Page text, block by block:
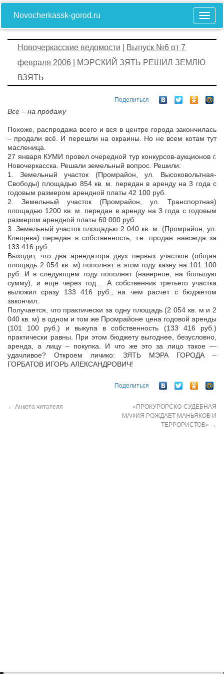
Novocherkassk-gorod.ru
Новочеркасские ведомости
Выпуск №6 от 7
февраля 2006 | МЭРСКИЙ ЗЯТЬ РЕШИЛ ЗЕМЛЮ
ВЗЯТЬ
Поделиться
Все – на продажу
Похоже, распродажа всего и вся в центре города закончилась
– продали всё. И перешли на окраины. Но не всем котам тут
масленица.
27 января КУМИ провел очередной тур конкурсов-аукционов г.
Новочеркасска. Решали земельный вопрос. Решили:
1. Земельный участок (Промрайон, ул. Высоковольтная-
Свободы) площадью 854 кв. м. передан в аренду на 3 года с
годовым размером арендной платы 42 100 руб.
2. Земельный участок (Промрайон, ул. Транспортная)
площадью 1200 кв. м. передан в аренду на 3 года с годовым
размером арендной платы 60 000 руб.
3. Земельный участок площадью 2 040 кв. м. (Промрайон, ул.
Клещева) передан в собственность, т.е. продан навсегда за
133 416 руб.
Выходит, что два арендатора двух первых участков (общая
площадь 2 054 кв. м) пополнят в этом году казну на 101 100
руб. И в следующем году пополнят (наверное, на большую
сумму), и еще через год… А собственник третьего участка
выложил сразу 133 416 руб., на чем расчет с бюджетом
закончил.
Получается, что практически за одну площадь (2 054 кв. м и 2
040 кв. м) в одном и том же Промрайоне цена годовой аренды
(101 100 руб.) и выкупа в собственность (133 416 руб.)
практически равны. При этом бюджету выгоднее, безусловно,
аренда, а лицу – покупка. И что же это за лицо такое —
удачливое? Откроем личико: ЗЯТЬ МЭРА ГОРОДА –
ГОРБАТОВ ИГОРЬ АЛЕКСАНДРОВИЧ!
Поделиться
← Анкета читателя
«ПРОКУРОРСКО-СУДЕБНАЯ
МАФИЯ РОЖДАЕТ МАНЬЯКОВ И
ТЕРРОРИСТОВ» →